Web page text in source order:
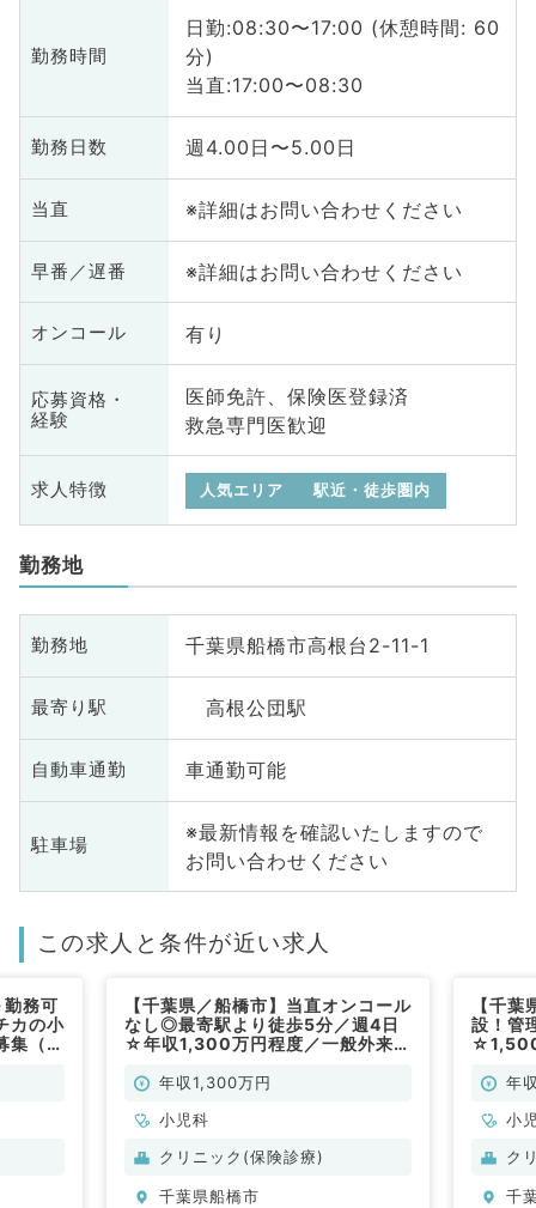
勤務時間
日勤:08:30〜17:00 (休憩時間: 60
分)
当直:17:00〜08:30
勤務日数 週4.00日〜5.00日
当直 ※詳細はお問い合わせください
早番／遅番 ※詳細はお問い合わせください
オンコール 有り
応募資格・
経験
医師免許、保険医登録済
救急専門医歓迎
求人特徴 人気エリア 駅近・徒歩圏内
勤務地
勤務地 千葉県船橋市高根台2-11-1
最寄り駅 高根公団駅
自動車通勤 車通勤可能
駐車場
※最新情報を確認いたしますので
お問い合わせください
この求人と条件が近い求人
務可
カの小
集（小
【千葉県／船橋市】当直オンコール
なし◎最寄駅より徒歩5分／週4日
☆年収1,300万円程度／一般外来・
（小児科／常勤）
年収1,300万円
小児科
クリニック(保険診療)
千葉県船橋市
【千
設！管
のお年
小
ク
千